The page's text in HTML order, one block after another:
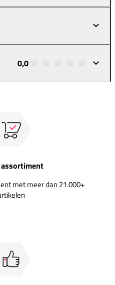
0,0
met meer dan 21.000+